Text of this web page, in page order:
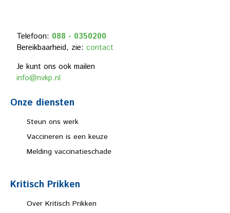
Telefoon: 088 - 0350200
Bereikbaarheid, zie: contact
Je kunt ons ook mailen
info@nvkp.nl
Onze diensten
Steun ons werk
Vaccineren is een keuze
Melding vaccinatieschade
Kritisch Prikken
Over Kritisch Prikken